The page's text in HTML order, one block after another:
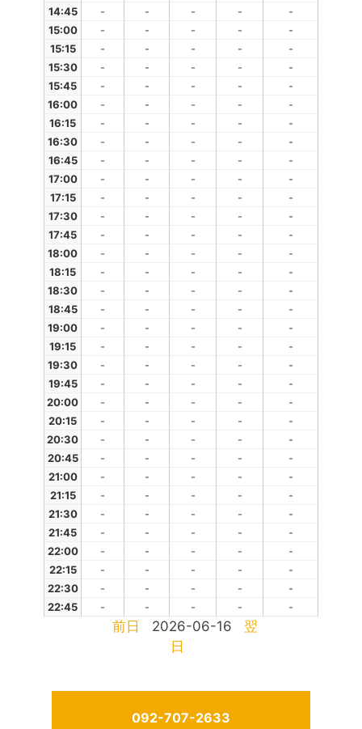
14:45
- - - -
-
15:00
- - - -
-
15:15
- - - -
-
15:30
- - - -
-
15:45
- - - -
-
16:00
- - - -
-
16:15
- - - -
-
16:30
- - - -
-
16:45
- - - -
-
17:00
- - - -
-
17:15
- - - -
-
17:30
- - - -
-
17:45
- - - -
-
18:00
- - - -
-
18:15
- - - -
-
18:30
- - - -
-
18:45
- - - -
-
19:00
- - - -
-
19:15
- - - -
-
19:30
- - - -
-
19:45
- - - -
-
20:00
- - - -
-
20:15
- - - -
-
20:30
- - - -
-
20:45
- - - -
-
21:00
- - - -
-
21:15
- - - -
-
21:30
- - - -
-
21:45
- - - -
-
22:00
- - - -
-
22:15
- - - -
-
22:30
- - - -
-
22:45
- - - - -
前日 2026-06-16
翌
日
092-707-2633